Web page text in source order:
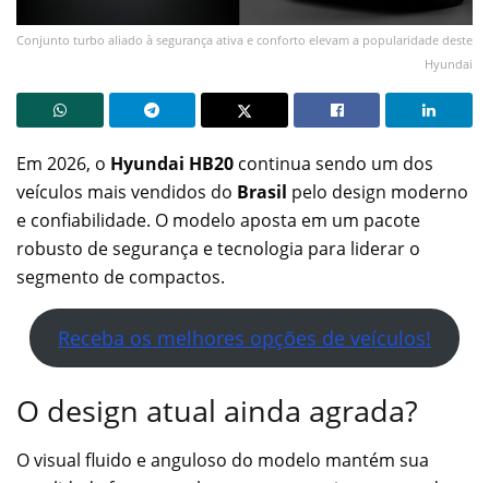
Conjunto turbo aliado à segurança ativa e conforto elevam a popularidade deste
Hyundai
Em 2026, o Hyundai HB20 continua sendo um dos
veículos mais vendidos do Brasil pelo design moderno
e confiabilidade. O modelo aposta em um pacote
robusto de segurança e tecnologia para liderar o
segmento de compactos.
Receba os melhores opções de veículos!
O design atual ainda agrada?
O visual fluido e anguloso do modelo mantém sua